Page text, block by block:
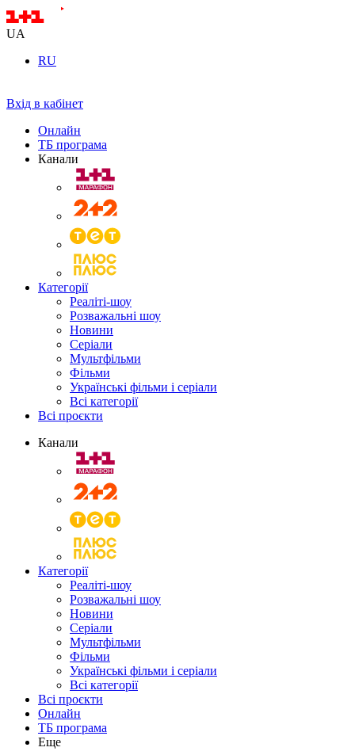
UA
RU
Вхід в кабінет
Онлайн
ТБ програма
Канали
Категорії
Реаліті-шоу
Розважальні шоу
Новини
Серіали
Мультфільми
Фільми
Українські фільми і серіали
Всі категорії
Всі проєкти
Канали
Категорії
Реаліті-шоу
Розважальні шоу
Новини
Серіали
Мультфільми
Фільми
Українські фільми і серіали
Всі категорії
Всі проєкти
Онлайн
ТБ програма
Еще